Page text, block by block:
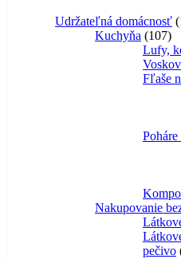
Udržateľná domácnosť
Kuchyňa 107107
Lufy,
Fľaše
Nakupovanie
pečivo